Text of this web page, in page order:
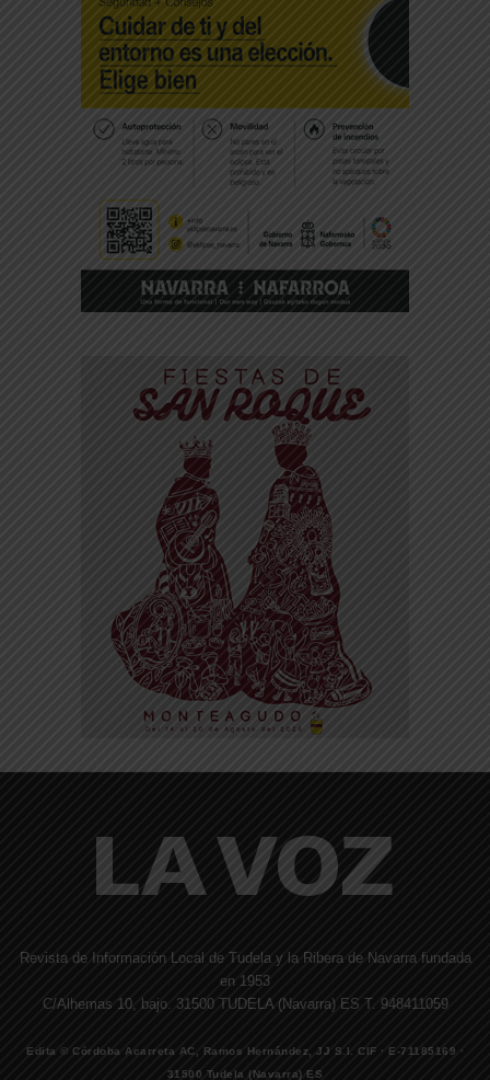
Revista de Información Local de Tudela y la Ribera de Navarra fundada
en 1953
C/Alhemas 10, bajo. 31500 TUDELA (Navarra) ES T. 948411059
Edita © Córdoba Acarreta AC, Ramos Hernández, JJ S.I. CIF · E-71185169 ·
31500 Tudela (Navarra) ES